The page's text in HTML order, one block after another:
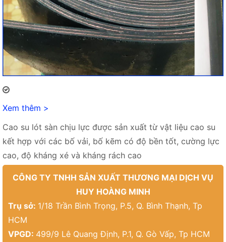
Xem thêm >
Cao su lót sàn chịu lực được sản xuất từ vật liệu cao su
kết hợp với các bố vải, bố kẽm có độ bền tốt, cường lực
cao, độ kháng xé và kháng rách cao
CÔNG TY TNHH SẢN XUẤT THƯƠNG MẠI DỊCH VỤ
HUY HOÀNG MINH
Trụ sở: 1/18 Trần Bình Trọng, P.5, Q. Bình Thạnh, Tp
HCM
VPGD: 499/9 Lê Quang Định, P.1, Q. Gò Vấp, Tp HCM